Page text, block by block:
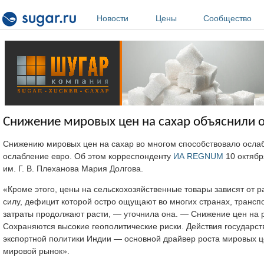
Новости
Цены Сообщество
Снижение мировых цен на сахар объяснили
Снижению мировых цен на сахар во многом способствовало
ослабление евро. Об этом корреспонденту ИА REGNUM 10
им. Г. В. Плеханова Мария Долгова.
«Кроме этого, цены на сельскохозяйственные товары зависят
силу, дефицит которой остро ощущают во многих странах,
затраты продолжают расти, — уточнила она. — Снижение цен на
Сохраняются высокие геополитические риски. Действия
экспортной политики Индии — основной драйвер роста мировых
мировой рынок».